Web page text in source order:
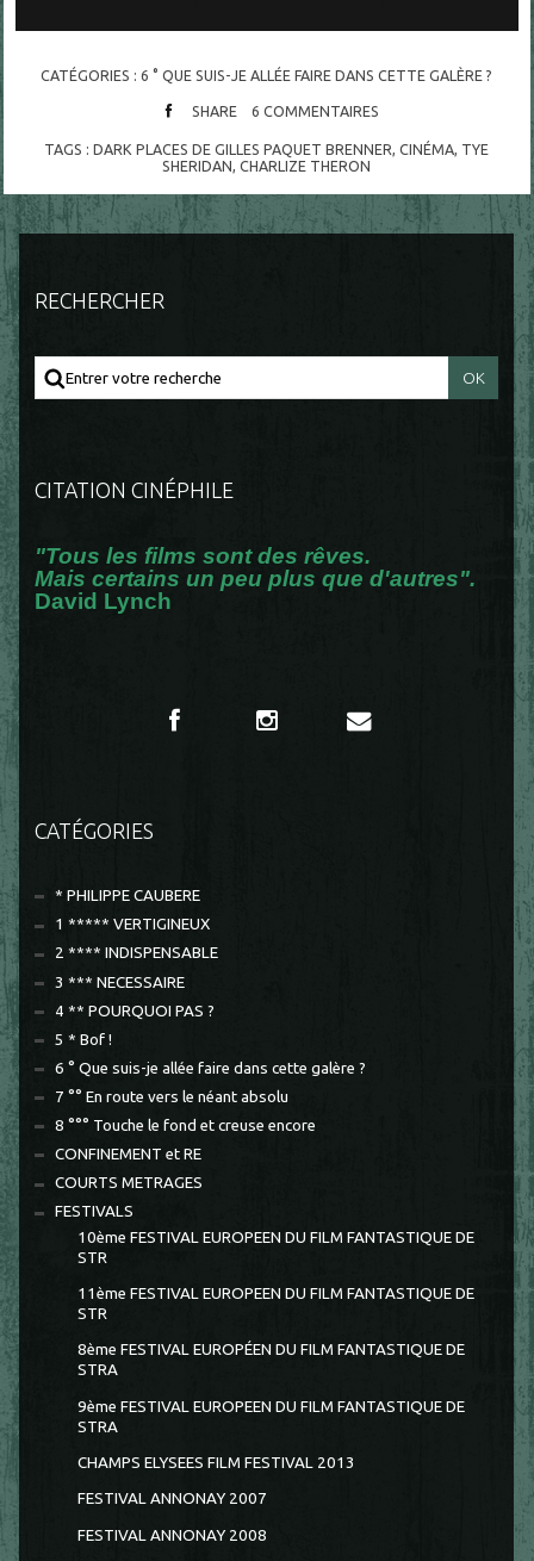
CATÉGORIES :6 ° QUE SUIS-JE ALLÉE FAIRE DANS CETTE GALÈRE ?
SHARE 6 COMMENTAIRES
TAGS :DARK PLACES DE GILLES PAQUET BRENNER,CINÉMA, TYE
SHERIDAN,CHARLIZE THERON
RECHERCHER
CITATION CINÉPHILE
"Tous les films sont des rêves.
Mais certains un peu plus que d'autres".
David Lynch
CATÉGORIES
* PHILIPPE CAUBERE
1 ***** VERTIGINEUX
2 **** INDISPENSABLE
3 *** NECESSAIRE
4 ** POURQUOI PAS ?
5 * Bof !
6 ° Que suis-je allée faire dans cette galère ?
7 °° En route vers le néant absolu
8 °°° Touche le fond et creuse encore
CONFINEMENT et RE
COURTS METRAGES
FESTIVALS
10ème FESTIVAL EUROPEEN DU FILM FANTASTIQUE DE
STR
11ème FESTIVAL EUROPEEN DU FILM FANTASTIQUE DE
STR
8ème FESTIVAL EUROPÉEN DU FILM FANTASTIQUE DE
STRA
9ème FESTIVAL EUROPEEN DU FILM FANTASTIQUE DE
STRA
CHAMPS ELYSEES FILM FESTIVAL 2013
FESTIVAL ANNONAY 2007
FESTIVAL ANNONAY 2008